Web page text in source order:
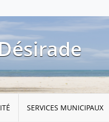
SERVICES MUNICIPAUX